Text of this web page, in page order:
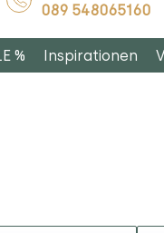
089 548065160
% Inspirationen